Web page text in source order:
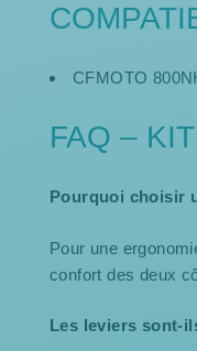
CFMOTO
FAQ –
Pourquoi choisir
Pour une
confort des deux
Les leviers sont-